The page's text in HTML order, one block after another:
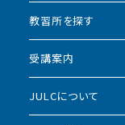
教習所を探す
受講案内
JULCについて